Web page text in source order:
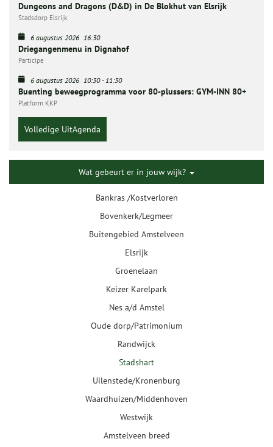
Dungeons and Dragons (D&D) in De Blokhut van Elsrijk
Stadsdorp Elsrijk
6 augustus 2026 16:30
Driegangenmenu in Dignahof
Participe
6 augustus 2026 10:30-11:30
Buenting beweegprogramma voor 80-plussers: GYM-INN 80+
Platform KKP
Volledige UitAgenda
Wat gebeurt er in jouw wijk?
Bankras /Kostverloren
Bovenkerk/Legmeer
Buitengebied Amstelveen
Elsrijk
Groenelaan
Keizer Karelpark
Nes a/d Amstel
Oude dorp/Patrimonium
Randwijck
Stadshart
Uilenstede/Kronenburg
Waardhuizen/Middenhoven
Westwijk
Amstelveen breed